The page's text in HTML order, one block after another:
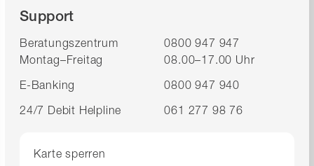
Support
Beratungszentrum
0800 947 947
Montag–Freitag
08.00–17.00 Uhr
E-Banking
0800 947 940
24/7 Debit Helpline
061 277 98 76
Karte sperren